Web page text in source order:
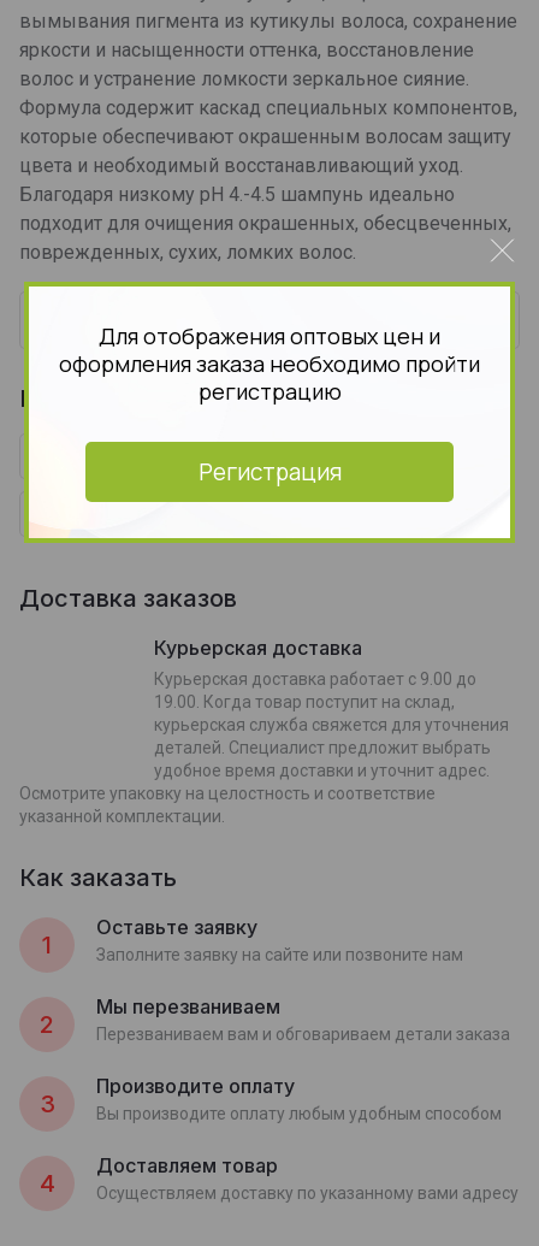
Для отображения оптовых цен и
оформления заказа необходимо пройти
регистрацию
Регистрация
вымывания пигмента из кутикулы волоса, сохранение
яркости и насыщенности оттенка, восстановление
волос и устранение ломкости зеркальное сияние.
Формула содержит каскад специальных компонентов,
которые обеспечивают окрашенным волосам защиту
цвета и необходимый восстанавливающий уход.
Благодаря низкому рН 4.-4.5 шампунь идеально
подходит для очищения окрашенных, обесцвеченных,
поврежденных, сухих, ломких волос.
Находится в разделах
Доставка заказов
Курьерская доставка
Курьерская доставка работает с 9.00 до
19.00. Когда товар поступит на склад,
курьерская служба свяжется для уточнения
деталей. Специалист предложит выбрать
удобное время доставки и уточнит адрес.
Осмотрите упаковку на целостность и соответствие
указанной комплектации.
Как заказать
1
Оставьте заявку
Заполните заявку на сайте или позвоните нам
2
Мы перезваниваем
Перезваниваем вам и обговариваем детали заказа
3
Производите оплату
Вы производите оплату любым удобным способом
4
Доставляем товар
Осуществляем доставку по указанному вами адресу